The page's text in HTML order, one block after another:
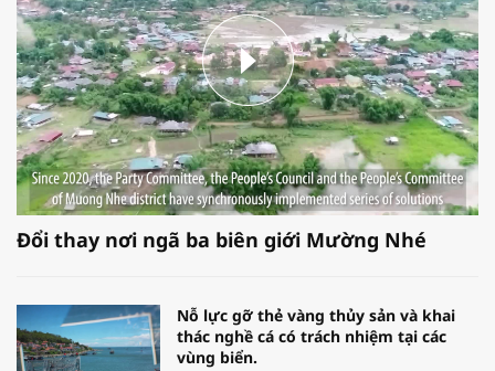
Đổi thay nơi ngã ba biên giới Mường Nhé
Nỗ lực gỡ thẻ vàng thủy sản và khai
thác nghề cá có trách nhiệm tại các
vùng biển.